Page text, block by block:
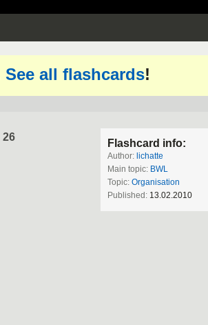
See all flashcards!
26
Flashcard info:
Author: lichatte
Main topic: BWL
Topic: Organisation
Published: 13.02.2010